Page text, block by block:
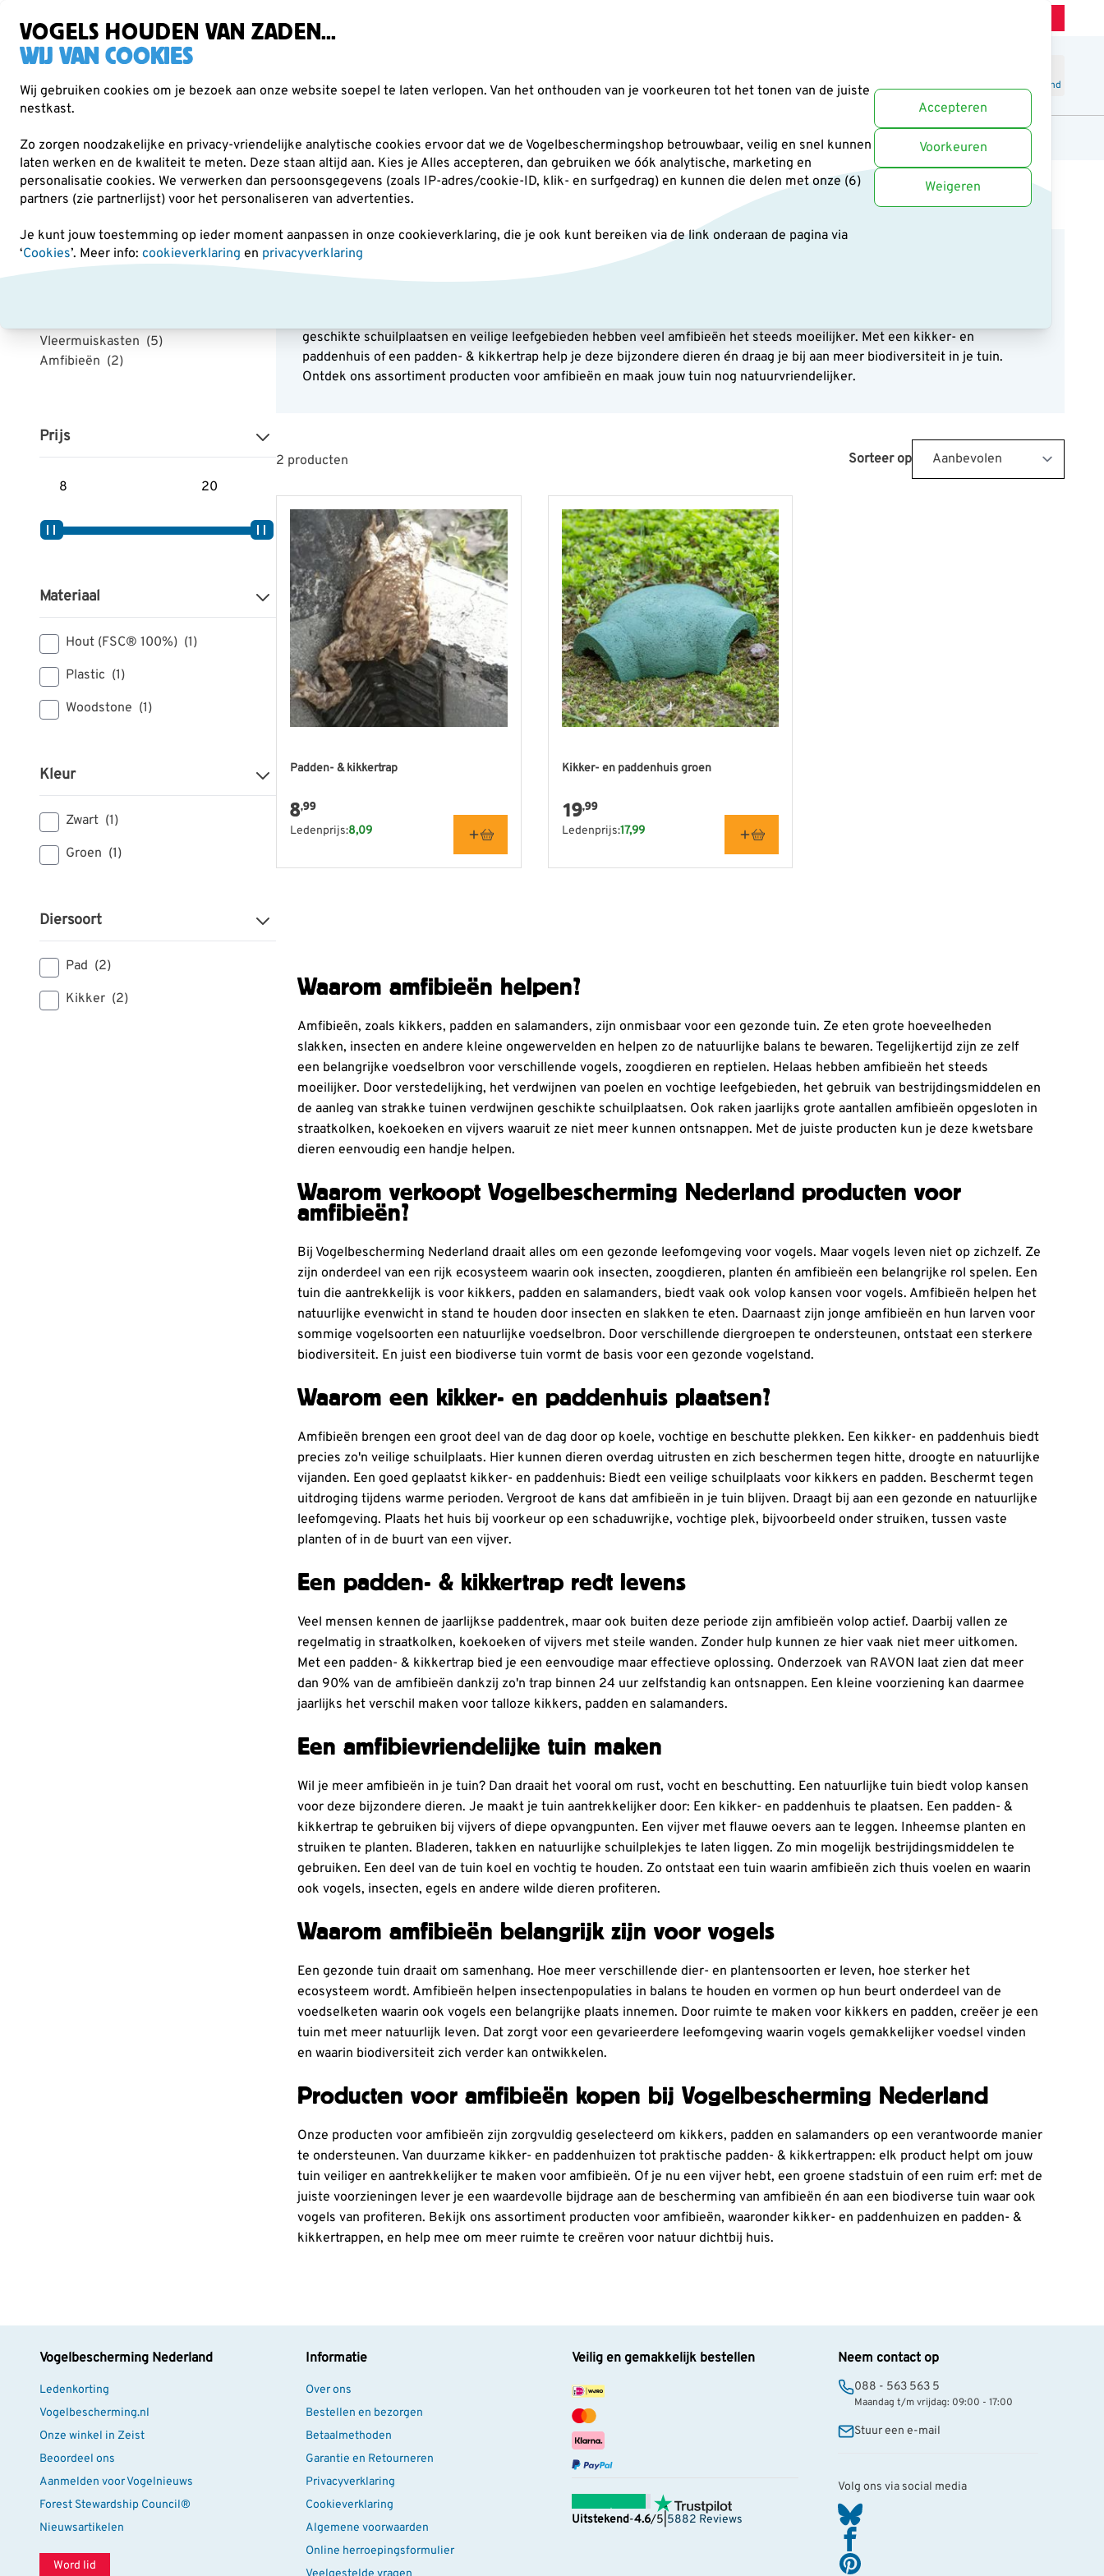
VOGELS HOUDEN VAN ZADEN...
WIJ VAN COOKIES
Wij gebruiken cookies om je bezoek aan onze website soepel te laten verlopen. Van het onthouden van je voorkeuren tot het tonen van de juiste
nestkast.
Zo zorgen noodzakelijke en privacy-vriendelijke analytische cookies ervoor dat we de Vogelbeschermingshop betrouwbaar, veilig en snel kunnen
laten werken en de kwaliteit te meten. Deze staan altijd aan. Kies je Alles accepteren, dan gebruiken we óók analytische, marketing en
personalisatie cookies. We verwerken dan persoonsgegevens (zoals IP-adres/cookie-ID, klik- en surfgedrag) en kunnen die delen met onze (6)
partners (zie partnerlijst) voor het personaliseren van advertenties.
Je kunt jouw toestemming op ieder moment aanpassen in onze cookieverklaring, die je ook kunt bereiken via de link onderaan de pagina via
‘Cookies’. Meer info: cookieverklaring en privacyverklaring
Accepteren
Voorkeuren
Weigeren
Winkelmand
Verrekijkers Vogelvoer Voederhuisjes & -silo's Nestkasten Andere tuindieren Planten Cadeaus en boeken Uitgelicht
Producten voor tuindieren Amfibieën
Categorie
Vleermuiskasten (5)
Amfibieën (2)
Prijs
Minimum prijs Maximum prijs
Materiaal
Hout (FSC® 100%) (1)
Plastic (1)
Woodstone (1)
Kleur
Zwart (1)
Groen (1)
Diersoort
Pad (2)
Kikker (2)
Amfibieën
geschikte schuilplaatsen en veilige leefgebieden hebben veel amfibieën het steeds moeilijker. Met een kikker- en
paddenhuis of een padden- & kikkertrap help je deze bijzondere dieren én draag je bij aan meer biodiversiteit in je tuin.
Ontdek ons assortiment producten voor amfibieën en maak jouw tuin nog natuurvriendelijker.
2 producten Sorteer op
Padden- & kikkertrap
8,99
Ledenprijs:8,09
Kikker- en paddenhuis groen
19,99
Ledenprijs:17,99
Waarom amfibieën helpen?
Amfibieën, zoals kikkers, padden en salamanders, zijn onmisbaar voor een gezonde tuin. Ze eten grote hoeveelheden
slakken, insecten en andere kleine ongewervelden en helpen zo de natuurlijke balans te bewaren. Tegelijkertijd zijn ze zelf
een belangrijke voedselbron voor verschillende vogels, zoogdieren en reptielen. Helaas hebben amfibieën het steeds
moeilijker. Door verstedelijking, het verdwijnen van poelen en vochtige leefgebieden, het gebruik van bestrijdingsmiddelen en
de aanleg van strakke tuinen verdwijnen geschikte schuilplaatsen. Ook raken jaarlijks grote aantallen amfibieën opgesloten in
straatkolken, koekoeken en vijvers waaruit ze niet meer kunnen ontsnappen. Met de juiste producten kun je deze kwetsbare
dieren eenvoudig een handje helpen.
Waarom verkoopt Vogelbescherming Nederland producten voor
amfibieën?
Bij Vogelbescherming Nederland draait alles om een gezonde leefomgeving voor vogels. Maar vogels leven niet op zichzelf. Ze
zijn onderdeel van een rijk ecosysteem waarin ook insecten, zoogdieren, planten én amfibieën een belangrijke rol spelen. Een
tuin die aantrekkelijk is voor kikkers, padden en salamanders, biedt vaak ook volop kansen voor vogels. Amfibieën helpen het
natuurlijke evenwicht in stand te houden door insecten en slakken te eten. Daarnaast zijn jonge amfibieën en hun larven voor
sommige vogelsoorten een natuurlijke voedselbron. Door verschillende diergroepen te ondersteunen, ontstaat een sterkere
biodiversiteit. En juist een biodiverse tuin vormt de basis voor een gezonde vogelstand.
Waarom een kikker- en paddenhuis plaatsen?
Amfibieën brengen een groot deel van de dag door op koele, vochtige en beschutte plekken. Een kikker- en paddenhuis biedt
precies zo'n veilige schuilplaats. Hier kunnen dieren overdag uitrusten en zich beschermen tegen hitte, droogte en natuurlijke
vijanden. Een goed geplaatst kikker- en paddenhuis: Biedt een veilige schuilplaats voor kikkers en padden. Beschermt tegen
uitdroging tijdens warme perioden. Vergroot de kans dat amfibieën in je tuin blijven. Draagt bij aan een gezonde en natuurlijke
leefomgeving. Plaats het huis bij voorkeur op een schaduwrijke, vochtige plek, bijvoorbeeld onder struiken, tussen vaste
planten of in de buurt van een vijver.
Een padden- & kikkertrap redt levens
Veel mensen kennen de jaarlijkse paddentrek, maar ook buiten deze periode zijn amfibieën volop actief. Daarbij vallen ze
regelmatig in straatkolken, koekoeken of vijvers met steile wanden. Zonder hulp kunnen ze hier vaak niet meer uitkomen.
Met een padden- & kikkertrap bied je een eenvoudige maar effectieve oplossing. Onderzoek van RAVON laat zien dat meer
dan 90% van de amfibieën dankzij zo'n trap binnen 24 uur zelfstandig kan ontsnappen. Een kleine voorziening kan daarmee
jaarlijks het verschil maken voor talloze kikkers, padden en salamanders.
Een amfibievriendelijke tuin maken
Wil je meer amfibieën in je tuin? Dan draait het vooral om rust, vocht en beschutting. Een natuurlijke tuin biedt volop kansen
voor deze bijzondere dieren. Je maakt je tuin aantrekkelijker door: Een kikker- en paddenhuis te plaatsen. Een padden- &
kikkertrap te gebruiken bij vijvers of diepe opvangpunten. Een vijver met flauwe oevers aan te leggen. Inheemse planten en
struiken te planten. Bladeren, takken en natuurlijke schuilplekjes te laten liggen. Zo min mogelijk bestrijdingsmiddelen te
gebruiken. Een deel van de tuin koel en vochtig te houden. Zo ontstaat een tuin waarin amfibieën zich thuis voelen en waarin
ook vogels, insecten, egels en andere wilde dieren profiteren.
Waarom amfibieën belangrijk zijn voor vogels
Een gezonde tuin draait om samenhang. Hoe meer verschillende dier- en plantensoorten er leven, hoe sterker het
ecosysteem wordt. Amfibieën helpen insectenpopulaties in balans te houden en vormen op hun beurt onderdeel van de
voedselketen waarin ook vogels een belangrijke plaats innemen. Door ruimte te maken voor kikkers en padden, creëer je een
tuin met meer natuurlijk leven. Dat zorgt voor een gevarieerdere leefomgeving waarin vogels gemakkelijker voedsel vinden
en waarin biodiversiteit zich verder kan ontwikkelen.
Producten voor amfibieën kopen bij Vogelbescherming Nederland
Onze producten voor amfibieën zijn zorgvuldig geselecteerd om kikkers, padden en salamanders op een verantwoorde manier
te ondersteunen. Van duurzame kikker- en paddenhuizen tot praktische padden- & kikkertrappen: elk product helpt om jouw
tuin veiliger en aantrekkelijker te maken voor amfibieën. Of je nu een vijver hebt, een groene stadstuin of een ruim erf: met de
juiste voorzieningen lever je een waardevolle bijdrage aan de bescherming van amfibieën én aan een biodiverse tuin waar ook
vogels van profiteren. Bekijk ons assortiment producten voor amfibieën, waaronder kikker- en paddenhuizen en padden- &
kikkertrappen, en help mee om meer ruimte te creëren voor natuur dichtbij huis.
Vogelbescherming Nederland
Ledenkorting
Vogelbescherming.nl
Onze winkel in Zeist
Beoordeel ons
Aanmelden voor Vogelnieuws
Forest Stewardship Council®
Nieuwsartikelen
Word lid
Informatie
Over ons
Bestellen en bezorgen
Betaalmethoden
Garantie en Retourneren
Privacyverklaring
Cookieverklaring
Algemene voorwaarden
Online herroepingsformulier
Veilig en gemakkelijk bestellen
Uitstekend-4.6/5 5882 Reviews
Neem contact op
088 - 563 563 5
Maandag t/m vrijdag: 09:00 - 17:00
Stuur een e-mail
Volg ons via social media